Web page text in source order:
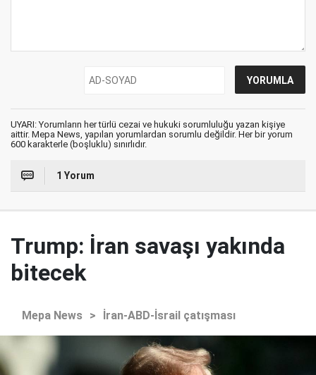
UYARI: Yorumların her türlü cezai ve hukuki sorumluluğu yazan kişiye
aittir. Mepa News, yapılan yorumlardan sorumlu değildir. Her bir yorum
600 karakterle (boşluklu) sınırlıdır.
1 Yorum
Trump: İran savaşı yakında
bitecek
Mepa News > İran-ABD-İsrail çatışması